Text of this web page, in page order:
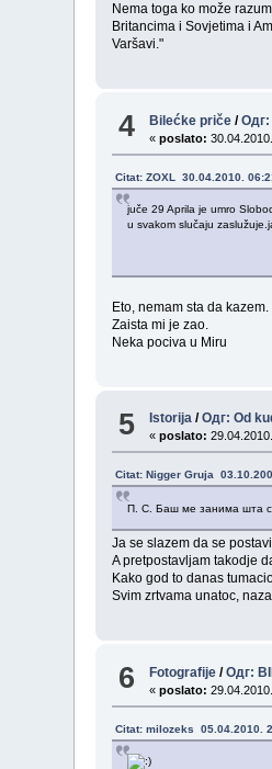
Nema toga ko može
Britancima i Sovjetima i
Varšavi."
4 Bilećke priče /Одг:
«poslato:
Citat: ZOXL 30.04.2010.
juče 29 Aprila je umro
u svakom slučaju
Eto, nemam sta da kazem.
Zaista mi je zao.
Neka pociva u Miru
5 Istorija /Одг: Od
«poslato:
Citat: Nigger Gruja
П. С. Баш ме занима шта
Ja se slazem da se
A pretpostavljam takodje
Kako god to danas
Svim zrtvama unatoc,
6 Fotografije /Одг:
«poslato:
Citat: milozeks 05.04.2010.